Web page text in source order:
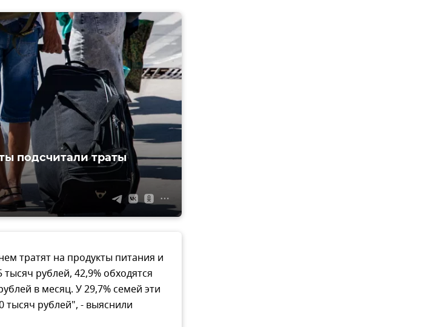
подсчитали траты
тратят на продукты питания и
рублей, 42,9% обходятся
в месяц. У 29,7% семей эти
тысяч рублей", - выяснили